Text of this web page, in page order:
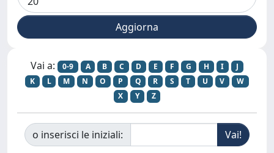
Vai a: 0-9 A B C D E F G H I
J
K
L M N O P Q R S T U V
W
X
Y Z
o inserisci le iniziali: